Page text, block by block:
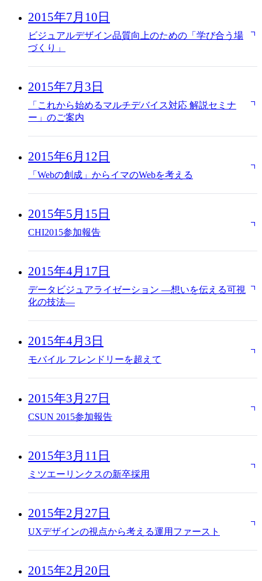
2015年7月10日
ビジュアルデザイン品質向上のための「学び合う場
づくり」
2015年7月3日
「これから始めるマルチデバイス対応 解説セミナ
ー」のご案内
2015年6月12日
「Webの創成」からイマのWebを考える
2015年5月15日
CHI2015参加報告
2015年4月17日
データビジュアライゼーション —想いを伝える可視
化の技法—
2015年4月3日
モバイル フレンドリーを超えて
2015年3月27日
CSUN 2015参加報告
2015年3月11日
ミツエーリンクスの新卒採用
2015年2月27日
UXデザインの視点から考える運用ファースト
2015年2月20日